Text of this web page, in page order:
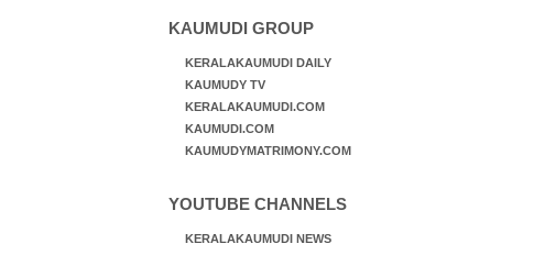
KAUMUDI GROUP
KERALAKAUMUDI DAILY
KAUMUDY TV
KERALAKAUMUDI.COM
KAUMUDI.COM
KAUMUDYMATRIMONY.COM
YOUTUBE CHANNELS
KERALAKAUMUDI NEWS